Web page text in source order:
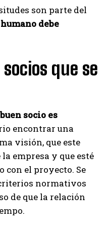
son parte del
debe
que se
socio es
encontrar una
visión, que este
empresa y que esté
el proyecto. Se
normativos
de que la relación